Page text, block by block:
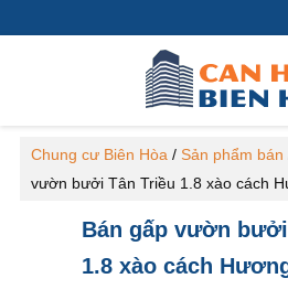
Chung cư Biên Hòa / Sản phẩm bán
vườn bưởi Tân Triều 1.8 xào cách
Bán gấp vườn
1.8 xào cách